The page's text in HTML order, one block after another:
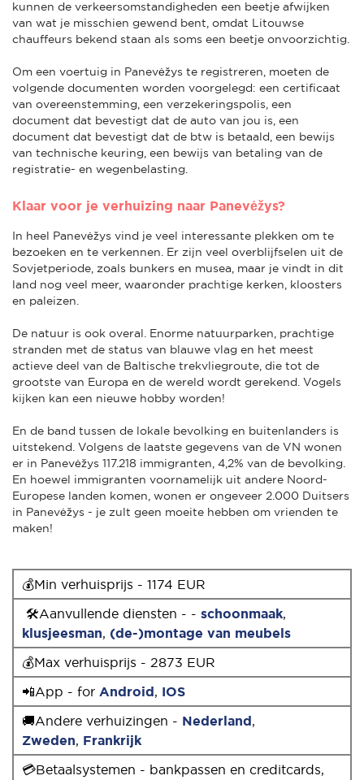
kunnen de verkeersomstandigheden een beetje afwijken
van wat je misschien gewend bent, omdat Litouwse
chauffeurs bekend staan als soms een beetje onvoorzichtig.
Om een voertuig in Panevėžys te registreren, moeten de
volgende documenten worden voorgelegd: een certificaat
van overeenstemming, een verzekeringspolis, een
document dat bevestigt dat de auto van jou is, een
document dat bevestigt dat de btw is betaald, een bewijs
van technische keuring, een bewijs van betaling van de
registratie- en wegenbelasting.
Klaar voor je verhuizing naar Panevėžys?
In heel Panevėžys vind je veel interessante plekken om te
bezoeken en te verkennen. Er zijn veel overblijfselen uit de
Sovjetperiode, zoals bunkers en musea, maar je vindt in dit
land nog veel meer, waaronder prachtige kerken, kloosters
en paleizen.
De natuur is ook overal. Enorme natuurparken, prachtige
stranden met de status van blauwe vlag en het meest
actieve deel van de Baltische trekvliegroute, die tot de
grootste van Europa en de wereld wordt gerekend. Vogels
kijken kan een nieuwe hobby worden!
En de band tussen de lokale bevolking en buitenlanders is
uitstekend. Volgens de laatste gegevens van de VN wonen
er in Panevėžys 117.218 immigranten, 4,2% van de bevolking.
En hoewel immigranten voornamelijk uit andere Noord-
Europese landen komen, wonen er ongeveer 2.000 Duitsers
in Panevėžys - je zult geen moeite hebben om vrienden te
maken!
💰Min verhuisprijs - 1174 EUR
🛠Aanvullende diensten - - schoonmaak,
klusjeesman, (de-)montage van meubels
💰Max verhuisprijs - 2873 EUR
📲App - for Android, IOS
🚚Andere verhuizingen - Nederland,
Zweden, Frankrijk
💳Betaalsystemen - bankpassen en creditcards,